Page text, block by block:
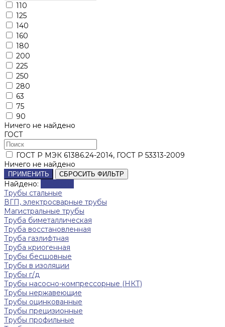
110
125
140
160
180
200
225
250
280
63
75
90
Ничего не найдено
ГОСТ
ГОСТ Р МЭК 61386.24-2014, ГОСТ Р 53313-2009
Ничего не найдено
ПРИМЕНИТЬ СБРОСИТЬ ФИЛЬТР
Найдено:
Трубы стальные
ВГП, электросварные трубы
Магистральные трубы
Труба биметаллическая
Труба восстановленная
Труба газлифтная
Труба криогенная
Трубы бесшовные
Трубы в изоляции
Трубы г/д
Трубы насосно-компрессорные (НКТ)
Трубы нержавеющие
Трубы оцинкованные
Трубы прецизионные
Трубы профильные